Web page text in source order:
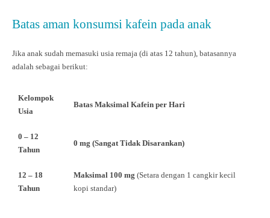
Batas aman konsumsi kafein pada anak
Jika anak sudah memasuki usia remaja (di atas 12 tahun), batasannya
adalah sebagai berikut:
Kelompok
Usia
Batas Maksimal Kafein per Hari
0 – 12
Tahun
0 mg (Sangat Tidak Disarankan)
12 – 18
Tahun
Maksimal 100 mg (Setara dengan 1 cangkir kecil
kopi standar)